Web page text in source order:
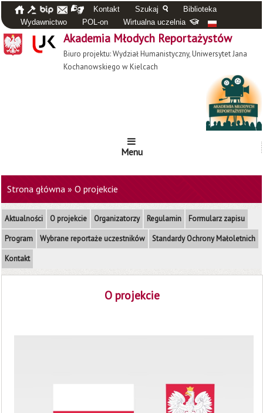
Kontakt Szukaj
Biblioteka
Wydawnictwo
POL-on Wirtualna uczelnia
Akademia Młodych Reportażystów
Biuro projektu: Wydział Humanistyczny, Uniwersytet Jana
Kochanowskiego w Kielcach
Menu
Strona główna » O projekcie
Aktualności O projekcie Organizatorzy Regulamin
Formularz zapisu
Program
Wybrane reportaże uczestników
Standardy Ochrony Małoletnich
Kontakt
O projekcie